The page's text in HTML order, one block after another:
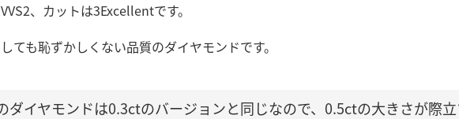
、カットは3Excellentです。
ても恥ずかしくない品質のダイヤモンドです。
ダイヤモンドは0.3ctのバージョンと同じなので、0.5ctの大きさが際